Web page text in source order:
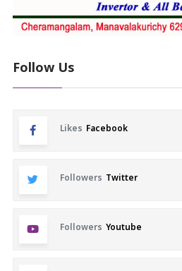
Follow Us
Likes Facebook
Followers Twitter
Followers Youtube